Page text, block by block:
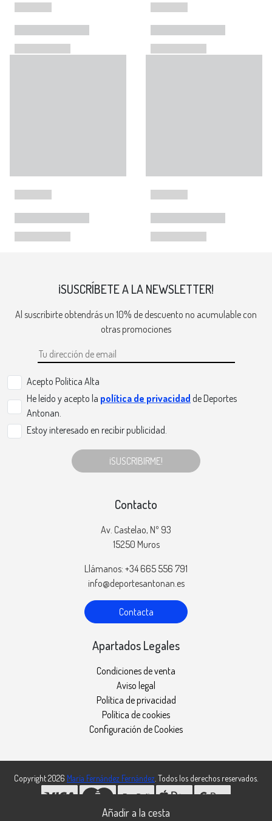
¡SUSCRÍBETE A LA NEWSLETTER!
Al suscribirte obtendrás un 10% de descuento no acumulable con
otras promociones
Acepto Politica Alta
He leído y acepto la política de privacidad de Deportes
Antonan.
Estoy interesado en recibir publicidad.
¡SUSCRIBIRME!
Contacto
Av. Castelao, Nº 93
15250 Muros
Llámanos: +34 665 556 791
info@deportesantonan.es
Contacta
Apartados Legales
Condiciones de venta
Aviso legal
Política de privacidad
Política de cookies
Configuración de Cookies
Copyright 2026 María Fernández Fernández . Todos los derechos reservados.
Desarrollado por MEIGASOFT. Tecnología